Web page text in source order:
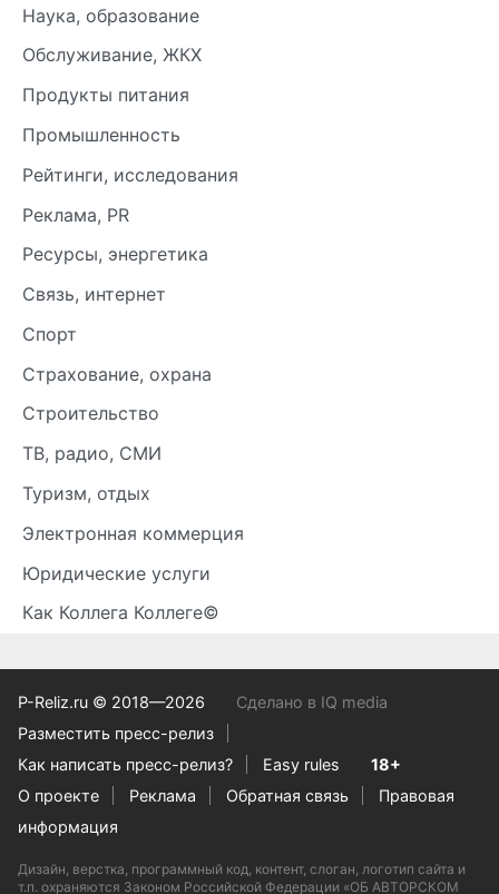
Наука, образование
Обслуживание, ЖКХ
Продукты питания
Промышленность
Рейтинги, исследования
Реклама, PR
Ресурсы, энергетика
Связь, интернет
Спорт
Страхование, охрана
Строительство
ТВ, радио, СМИ
Туризм, отдых
Электронная коммерция
Юридические услуги
Как Коллега Коллеге©
P-Reliz.ru © 2018—2026
Сделано в IQ media
Разместить пресс-релиз
Как написать пресс-релиз?
Easy rules
18+
О проекте
Реклама Обратная связь
Правовая
информация
Дизайн, верстка, программный код, контент, слоган, логотип сайта и
т.п. охраняются Законом Российской Федерации «ОБ АВТОРСКОМ